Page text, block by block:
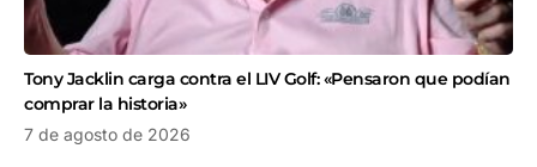
Tony Jacklin carga contra el LIV Golf: «Pensaron que podían
comprar la historia»
7 de agosto de 2026